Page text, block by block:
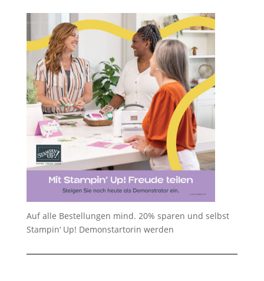
Auf alle Bestellungen mind. 20% sparen und selbst
Stampin‘ Up! Demonstartorin werden